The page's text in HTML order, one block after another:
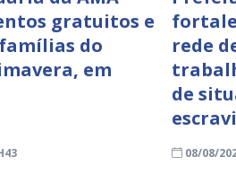
gratuitos e
do
em
rede
de
08/08/